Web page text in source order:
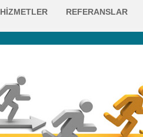
HİZMETLER REFERANSLAR